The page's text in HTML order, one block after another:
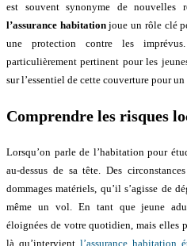
est souvent synonyme de nouvelles
l’assurance habitationjoue un rôle clé
une protection contre les
particulièrement pertinent pour les
sur l’essentiel de cette couverture pour
Comprendre les risques
Lorsqu’on parle de l’habitation pour
au-dessus de sa tête. Des
dommages matériels, qu’il s’agisse de
même un vol. En tant que jeune
éloignées de votre quotidien, mais elles
là qu’intervientl’assurance habitation